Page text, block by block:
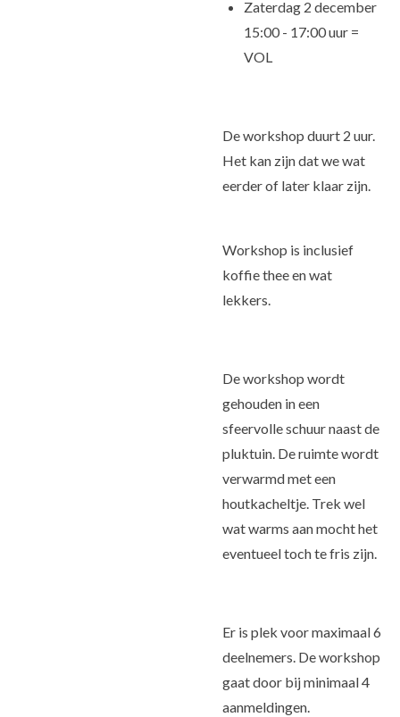
Zaterdag 2 december
15:00 - 17:00 uur =
VOL
De workshop duurt 2 uur.
Het kan zijn dat we wat
eerder of later klaar zijn.
Workshop is inclusief
koffie thee en wat
lekkers.
De workshop wordt
gehouden in een
sfeervolle schuur naast de
pluktuin. De ruimte wordt
verwarmd met een
houtkacheltje. Trek wel
wat warms aan mocht het
eventueel toch te fris zijn.
Er is plek voor maximaal 6
deelnemers. De workshop
gaat door bij minimaal 4
aanmeldingen.